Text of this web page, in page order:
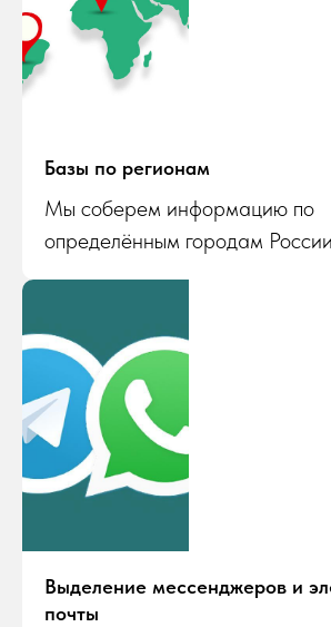
Базы по регионам
Мы соберем информацию по
определённым городам
Выделение мессенджеров и
почты